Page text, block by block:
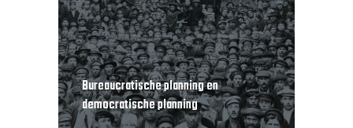
Bureaucratische planning en
democratische planning